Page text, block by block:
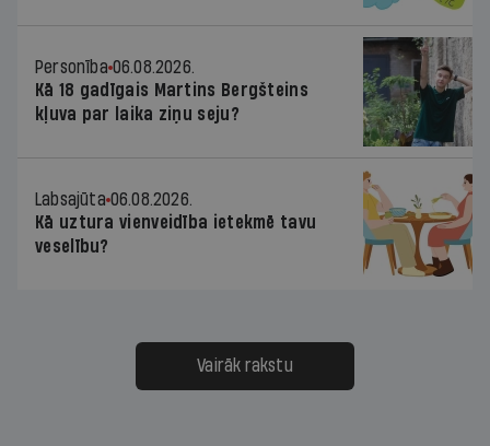
Personība 06.08.2026.
Kā 18 gadīgais Martins Bergšteins
kļuva par laika ziņu seju?
Labsajūta 06.08.2026.
Kā uztura vienveidība ietekmē tavu
veselību?
Vairāk rakstu